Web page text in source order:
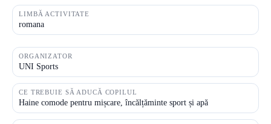
LIMBĂ ACTIVITATE
romana
ORGANIZATOR
UNI Sports
CE TREBUIE SĂ ADUCĂ COPILUL
Haine comode pentru mișcare, încălțăminte sport și apă